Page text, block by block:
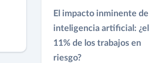
El impacto inminente de
inteligencia artificial: ¿el
11% de los trabajos en
riesgo?